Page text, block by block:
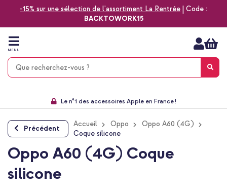
-15% sur une sélection de l'assortiment La Rentrée | Code :
BACKTOWORK15
Aller
contenu
MENU
Le n°1 des accessoires Apple en France !
Précédent
Accueil Oppo
Oppo A60 (4G)
Coque silicone
Oppo A60 (4G) Coque
silicone